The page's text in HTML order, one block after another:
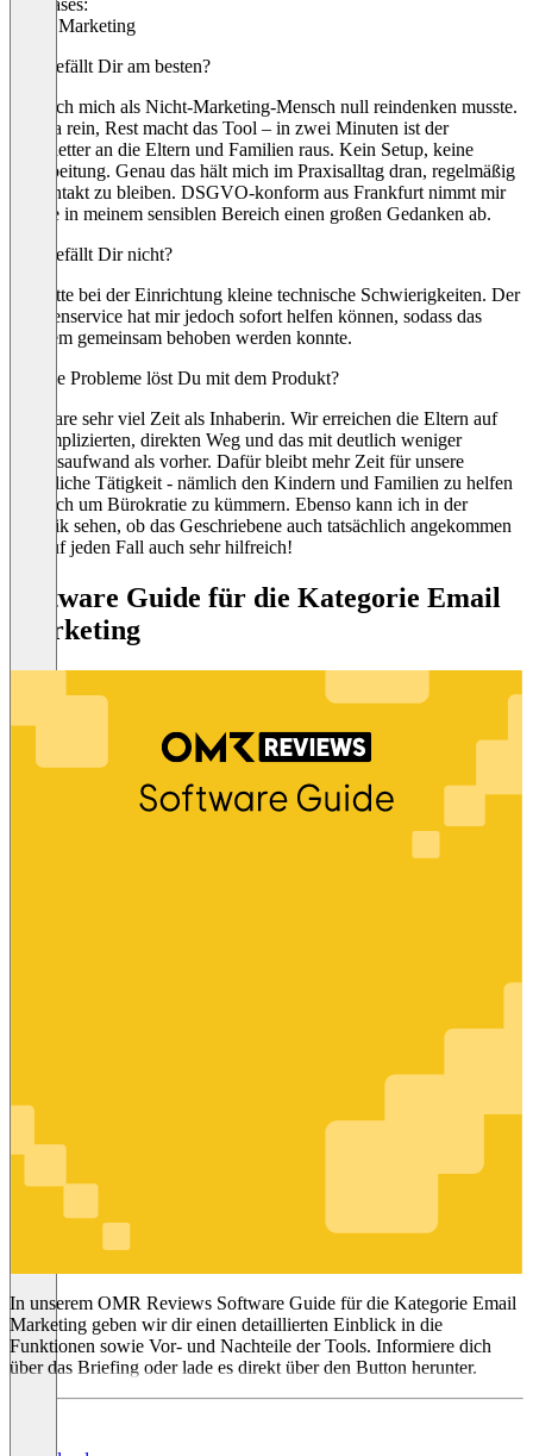
Use cases:
Email Marketing
Was gefällt Dir am besten?
Dass ich mich als Nicht-Marketing-Mensch null reindenken musste.
Thema rein, Rest macht das Tool – in zwei Minuten ist der
Newsletter an die Eltern und Familien raus. Kein Setup, keine
Einarbeitung. Genau das hält mich im Praxisalltag dran, regelmäßig
in Kontakt zu bleiben. DSGVO-konform aus Frankfurt nimmt mir
gerade in meinem sensiblen Bereich einen großen Gedanken ab.
Was gefällt Dir nicht?
Ich hatte bei der Einrichtung kleine technische Schwierigkeiten. Der
Kundenservice hat mir jedoch sofort helfen können, sodass das
Problem gemeinsam behoben werden konnte.
Welche Probleme löst Du mit dem Produkt?
Ich spare sehr viel Zeit als Inhaberin. Wir erreichen die Eltern auf
unkomplizierten, direkten Weg und das mit deutlich weniger
Arbeitsaufwand als vorher. Dafür bleibt mehr Zeit für unsere
eigentliche Tätigkeit - nämlich den Kindern und Familien zu helfen
statt sich um Bürokratie zu kümmern. Ebenso kann ich in der
Statistik sehen, ob das Geschriebene auch tatsächlich angekommen
ist - auf jeden Fall auch sehr hilfreich!
Software Guide für die Kategorie Email
Marketing
EmailMarketing
In unserem OMR Reviews Software Guide für die Kategorie Email
Marketing geben wir dir einen detaillierten Einblick in die
Funktionen sowie Vor- und Nachteile der Tools. Informiere dich
über das Briefing oder lade es direkt über den Button herunter.